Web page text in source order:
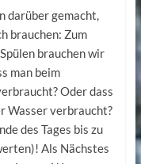
darüber gemacht,
brauchen: Zum
brauchen wir
man beim
Oder dass
Wasser verbraucht?
des Tages bis zu
Als Nächstes